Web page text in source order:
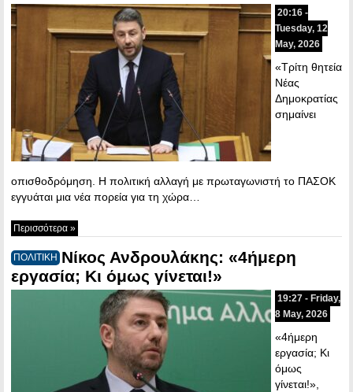
20:16 -
Tuesday, 12
May, 2026
«Τρίτη θητεία
Νέας
Δημοκρατίας
σημαίνει
οπισθοδρόμηση. Η πολιτική αλλαγή με πρωταγωνιστή το ΠΑΣΟΚ
εγγυάται μια νέα πορεία για τη χώρα…
Περισσότερα »
ΠΟΛΙΤΙΚΗ Νίκος Ανδρουλάκης: «4ήμερη
εργασία; Κι όμως γίνεται!»
19:27 - Friday,
8 May, 2026
«4ήμερη
εργασία; Κι
όμως
γίνεται!»,